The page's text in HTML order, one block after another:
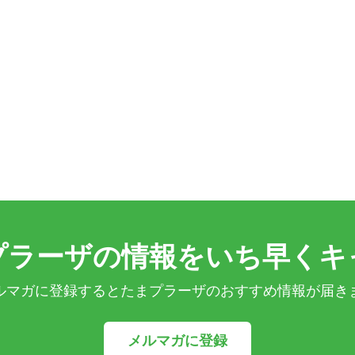
ーザの情報をいち早くキ
マガに登録するとたまプラーザのおすすめ情報が届き
メルマガに登録